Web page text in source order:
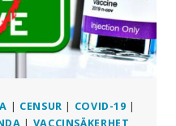
| CENSUR | COVID-19 |